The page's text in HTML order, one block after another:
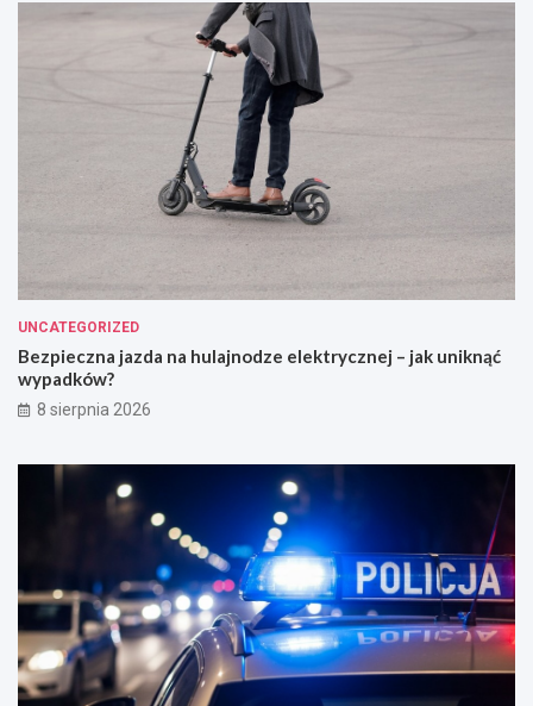
UNCATEGORIZED
Bezpieczna jazda na hulajnodze elektrycznej – jak uniknąć
wypadków?
8 sierpnia 2026